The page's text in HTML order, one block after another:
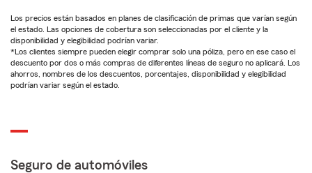
Los precios están basados en planes de clasificación de primas que varían según
el estado. Las opciones de cobertura son seleccionadas por el cliente y la
disponibilidad y elegibilidad podrían variar.
*Los clientes siempre pueden elegir comprar solo una póliza, pero en ese caso el
descuento por dos o más compras de diferentes líneas de seguro no aplicará. Los
ahorros, nombres de los descuentos, porcentajes, disponibilidad y elegibilidad
podrían variar según el estado.
Seguro de automóviles